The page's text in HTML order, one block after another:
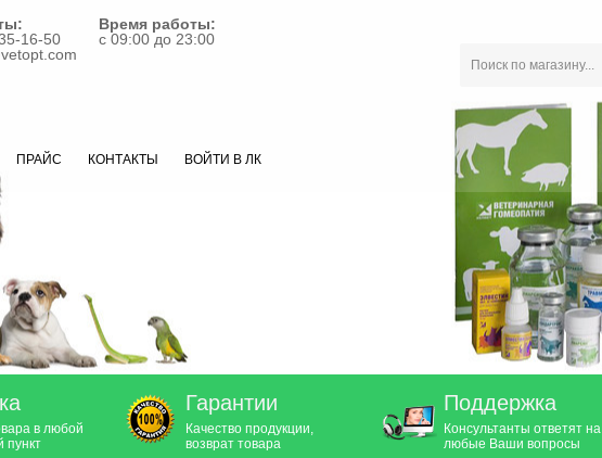
16-50
Время работы:
с 09:00 до 23:00
ПРАЙС КОНТАКТЫ ВОЙТИ В ЛК
в любой
пункт
Гарантии
Качество продукции,
возврат товара
Поддержка
Консультанты ответят на
любые Ваши вопросы